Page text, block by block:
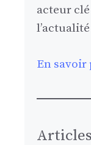
acteur
En savoir